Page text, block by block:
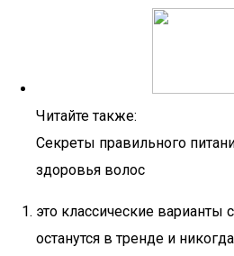
Читайте также:
Секреты правильного
здоровья волос
это классические варианты
останутся в тренде и